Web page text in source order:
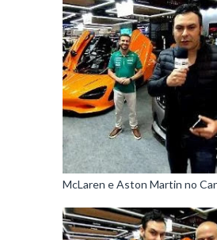
McLaren e Aston Martin no